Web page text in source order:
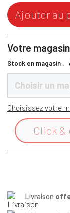
Ajouter au
Votre
Stock en magasin :
Choisir un
Choisissez votre
Click
Livraison